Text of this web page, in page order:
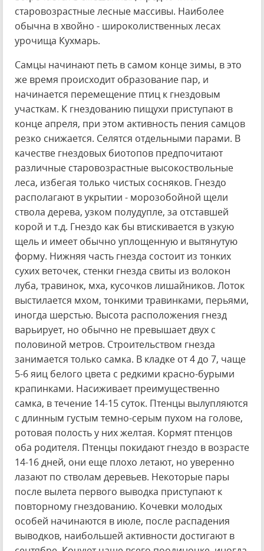
старовозрастные лесные массивы. Наиболее
обычна в хвойно - широколиственных лесах
урочища Кухмарь.
Самцы начинают петь в самом конце зимы, в это
же время происходит образование пар, и
начинается перемещение птиц к гнездовым
участкам. К гнездованию пищухи приступают в
конце апреля, при этом активность пения самцов
резко снижается. Селятся отдельными парами. В
качестве гнездовых биотопов предпочитают
различные старовозрастные высокоствольные
леса, избегая только чистых сосняков. Гнездо
располагают в укрытии - морозобойной щели
ствола дерева, узком полудупле, за отставшей
корой и т.д. Гнездо как бы втискивается в узкую
щель и имеет обычно уплощенную и вытянутую
форму. Нижняя часть гнезда состоит из тонких
сухих веточек, стенки гнезда свиты из волокон
луба, травинок, мха, кусочков лишайников. Лоток
выстилается мхом, тонкими травинками, перьями,
иногда шерстью. Высота расположения гнезд
варьирует, но обычно не превышает двух с
половиной метров. Строительством гнезда
занимается только самка. В кладке от 4 до 7, чаще
5-6 яиц белого цвета с редкими красно-бурыми
крапинками. Насиживает преимущественно
самка, в течение 14-15 суток. Птенцы вылупляются
с длинным густым темно-серым пухом на голове,
ротовая полость у них желтая. Кормят птенцов
оба родителя. Птенцы покидают гнездо в возрасте
14-16 дней, они еще плохо летают, но уверенно
лазают по стволам деревьев. Некоторые пары
после вылета первого выводка приступают к
повторному гнездованию. Кочевки молодых
особей начинаются в июле, после распадения
выводков, наибольшей активности достигают в